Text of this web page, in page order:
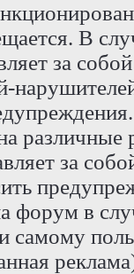
В
за
различные
за
форум в
самому